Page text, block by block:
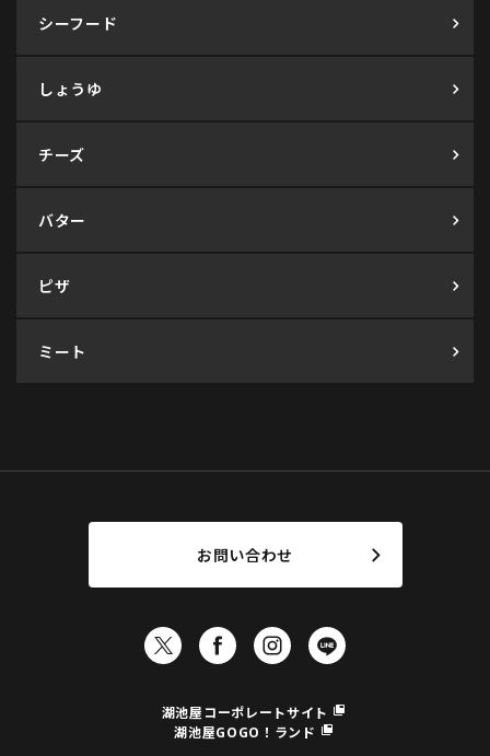
シーフード
しょうゆ
チーズ
バター
ピザ
ミート
お問い合わせ
湖池屋コーポレートサイト
湖池屋GOGO！ランド